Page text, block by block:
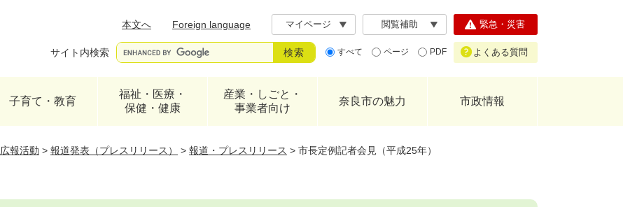
本文へ
Foreign language マイページ 閲覧補助
サイト内検索 すべて ページ PDF
緊急・災害
よくある質問
子育て・教育
福祉・医療・
保健・健康
産業・しごと・
事業者向け
奈良市の魅力 市政情報
広報活動 > 報道発表（プレスリリース） > 報道・プレスリリース > 市長定例記者会見（平成25年）